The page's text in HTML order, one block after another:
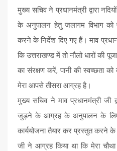
मुख्य सचिव ने प्रधानमंत्री द्वारा
के अनुपालन हेतु जलागम विभाग को
करने के निर्देश दिए गए हैं। माव
कि उत्तराखण्ड में तो नौलो धारों की
का संरक्षण करें, पानी की स्वच्छता
मेरा आपसे तीसरा आग्रह है।
मुख्य सचिव ने माव प्रधानमंत्री जी
जुड़ने के आग्रह के अनुपालन के लिए
कार्ययोजना तैयार कर प्रस्तुत करने के
जी ने आग्रह किया था कि मेरा